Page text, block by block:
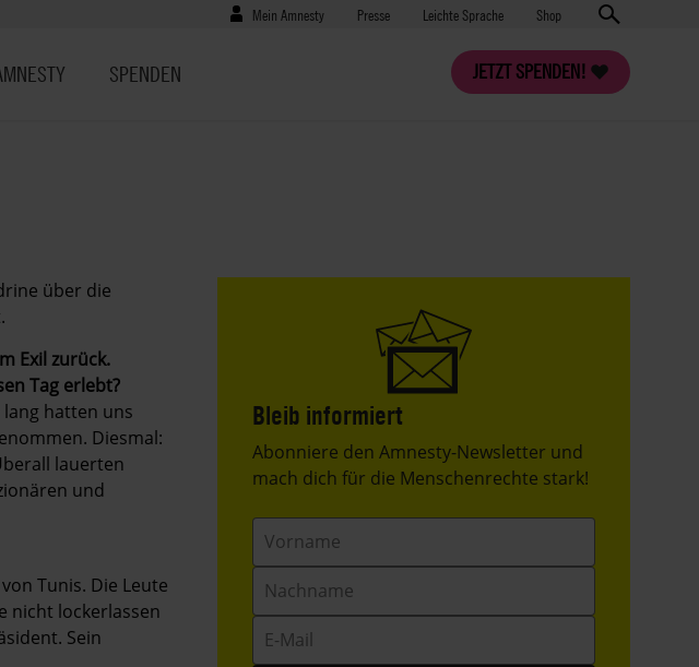
Benutzermenü
Mein Amnesty Presse
Presse Leichte Sprache Shop
JETZT SPENDEN!
SPENDEN
über die
Exil zurück.
Tag erlebt?
hatten uns
Diesmal:
lauerten
und
Tunis. Die Leute
nicht lockerlassen
Sein
Bleib informiert
Header
Text
Abonniere den Amnesty-Newsletter und
mach dich für die Menschenrechte stark!
Vorname
Nachname
E-
Mail